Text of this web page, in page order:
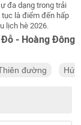
đa dạng trong trải
là điểm đến hấp
lịch hè 2026.
Đỗ - Hoàng Đông
đường Hút